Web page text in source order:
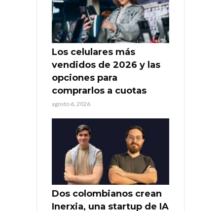
Los celulares más
vendidos de 2026 y las
opciones para
comprarlos a cuotas
agosto 6, 2026
Dos colombianos crean
Inerxia, una startup de IA